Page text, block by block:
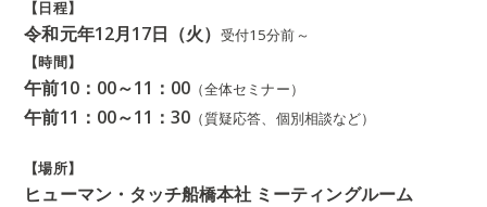
【日程】
令和元年12月17日（火）受付15分前～
【時間】
午前10：00～11：00 （全体セミナー）
午前11：00～11：30 （質疑応答、個別相談など）
【場所】
ヒューマン・タッチ船橋本社 ミーティングルーム